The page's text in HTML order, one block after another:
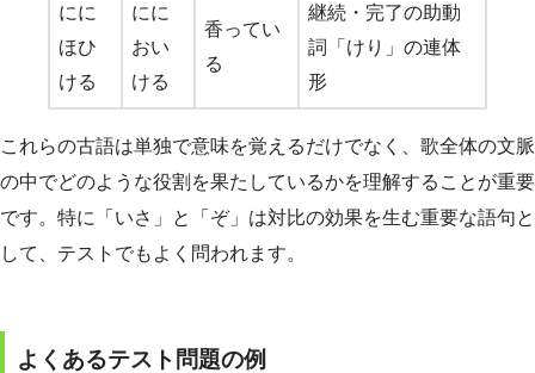
にに
ほひ
ける
にに
おい
ける
香ってい
る
継続・完了の助動
詞「けり」の連体
形
これらの古語は単独で意味を覚えるだけでなく、歌全体の文脈
の中でどのような役割を果たしているかを理解することが重要
です。特に「いさ」と「ぞ」は対比の効果を生む重要な語句と
して、テストでもよく問われます。
よくあるテスト問題の例